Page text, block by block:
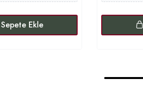
Sepete Ekle